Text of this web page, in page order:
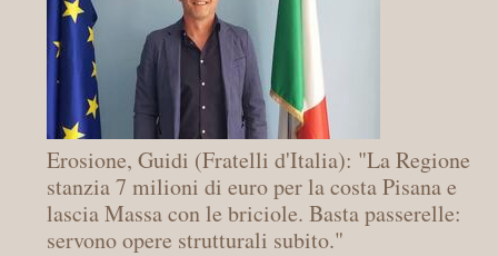
Erosione, Guidi (Fratelli d'Italia): "La Regione
stanzia 7 milioni di euro per la costa Pisana e
lascia Massa con le briciole. Basta passerelle:
servono opere strutturali subito."